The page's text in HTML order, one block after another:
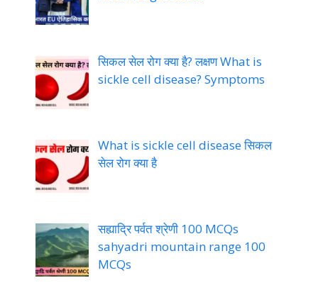
सिकल सेल रोग क्या है? लक्षण What is
sickle cell disease? Symptoms
What is sickle cell disease सिकल
सेल रोग क्या है
सह्याद्रि पर्वत श्रेणी 100 MCQs
sahyadri mountain range 100
MCQs